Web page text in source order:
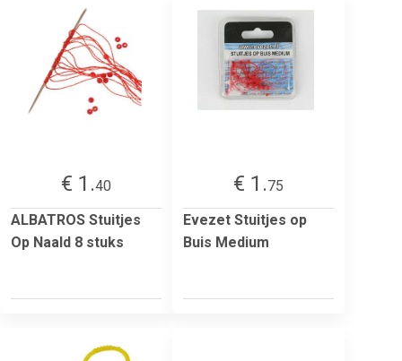
€ 1.40
ALBATROS Stuitjes
Op Naald 8 stuks
€ 1.75
Evezet Stuitjes op
Buis Medium